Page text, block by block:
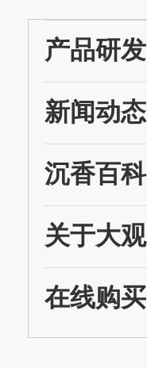
产品研发
新闻动态
沉香百科
关于大观
在线购买